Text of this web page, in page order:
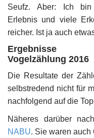
Seufz. Aber: Ich
Erlebnis und viele
reicher. Ist ja auch
Ergebnisse
Vogelzählung 2016
Die Resultate der
selbstredend nicht für
nachfolgend auf die
Näheres darüber
NABU. Sie waren auch